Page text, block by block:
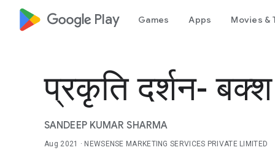
google_logo Play Games Apps Movies &
प्रकृति दर्शन- बक्श
SANDEEP KUMAR SHARMA
Aug 2021 · NEWSENSE MARKETING SERVICES PRIVATE LIMITED